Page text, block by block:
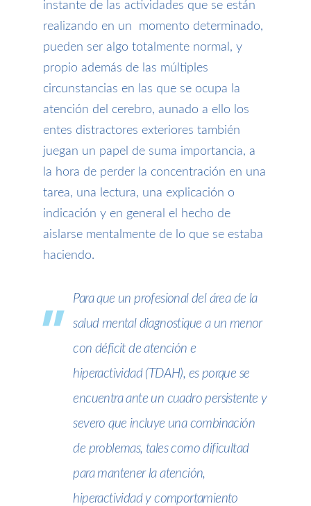
instante de las actividades que se están
realizando en un momento determinado,
pueden ser algo totalmente normal, y
propio además de las múltiples
circunstancias en las que se ocupa la
atención del cerebro, aunado a ello los
entes distractores exteriores también
juegan un papel de suma importancia, a
la hora de perder la concentración en una
tarea, una lectura, una explicación o
indicación y en general el hecho de
aislarse mentalmente de lo que se estaba
haciendo.
Para que un profesional del área de la
salud mental diagnostique a un menor
con déficit de atención e
hiperactividad (TDAH), es porque se
encuentra ante un cuadro persistente y
severo que incluye una combinación
de problemas, tales como dificultad
para mantener la atención,
hiperactividad y comportamiento